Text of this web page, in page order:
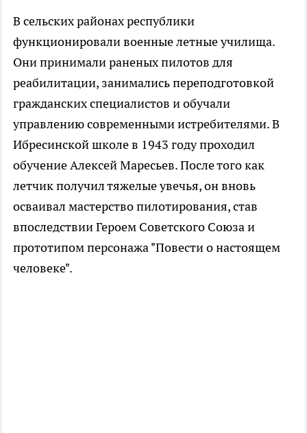
В сельских районах республики
функционировали военные летные училища.
Они принимали раненых пилотов для
реабилитации, занимались переподготовкой
гражданских специалистов и обучали
управлению современными истребителями. В
Ибресинской школе в 1943 году проходил
обучение Алексей Маресьев. После того как
летчик получил тяжелые увечья, он вновь
осваивал мастерство пилотирования, став
впоследствии Героем Советского Союза и
прототипом персонажа "Повести о настоящем
человеке".